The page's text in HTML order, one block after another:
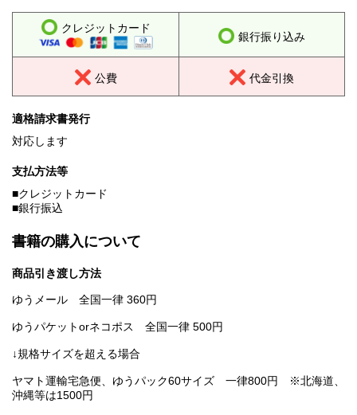
クレジットカード
銀行振り込み
公費 代金引換
適格請求書発行
対応します
支払方法等
■クレジットカード
■銀行振込
書籍の購入について
商品引き渡し方法
ゆうメール 全国一律 360円
ゆうパケットorネコポス 全国一律 500円
↓規格サイズを超える場合
ヤマト運輸宅急便、ゆうパック60サイズ 一律800円 ※北海道、
沖縄等は1500円